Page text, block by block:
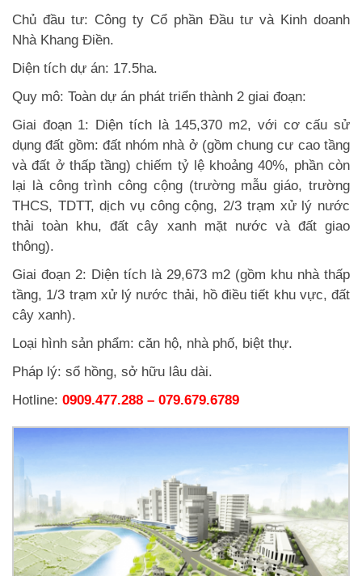
Chủ đầu tư: Công ty Cổ phần Đầu tư và Kinh doanh
Nhà Khang Điền.
Diện tích dự án: 17.5ha.
Quy mô: Toàn dự án phát triển thành 2 giai đoạn:
Giai đoạn 1: Diện tích là 145,370 m2, với cơ cấu sử
dụng đất gồm: đất nhóm nhà ở (gồm chung cư cao tầng
và đất ở thấp tầng) chiếm tỷ lệ khoảng 40%, phần còn
lại là công trình công cộng (trường mẫu giáo, trường
THCS, TDTT, dịch vụ công cộng, 2/3 trạm xử lý nước
thải toàn khu, đất cây xanh mặt nước và đất giao
thông).
Giai đoạn 2: Diện tích là 29,673 m2 (gồm khu nhà thấp
tầng, 1/3 trạm xử lý nước thải, hồ điều tiết khu vực, đất
cây xanh).
Loại hình sản phẩm: căn hộ, nhà phố, biệt thự.
Pháp lý: sổ hồng, sở hữu lâu dài.
Hotline: 0909.477.288 – 079.679.6789